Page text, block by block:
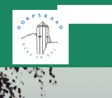
Zoeken
naar: